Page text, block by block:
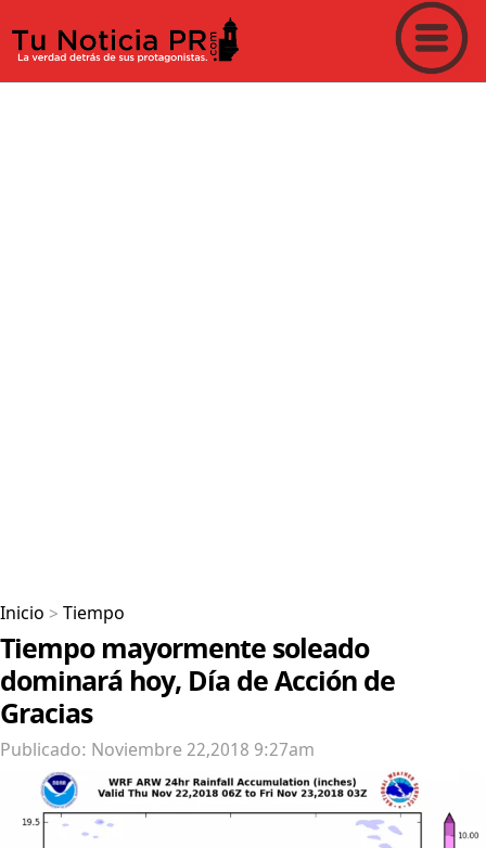
Inicio > Tiempo
Tiempo mayormente soleado
dominará hoy, Día de Acción de
Gracias
Publicado: Noviembre 22,2018 9:27am